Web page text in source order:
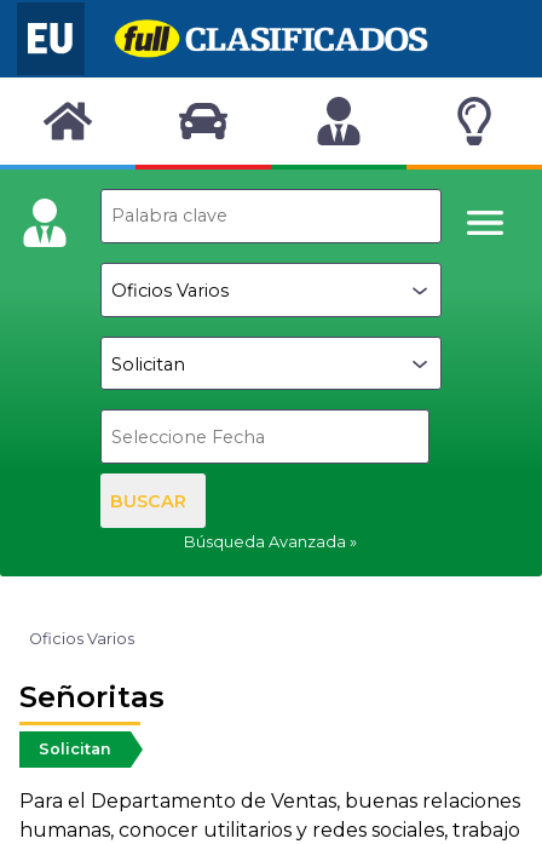
BUSCAR
Búsqueda Avanzada
Oficios Varios
Señoritas
Solicitan
Para el Departamento de Ventas, buenas relaciones
humanas, conocer utilitarios y redes sociales, trabajo